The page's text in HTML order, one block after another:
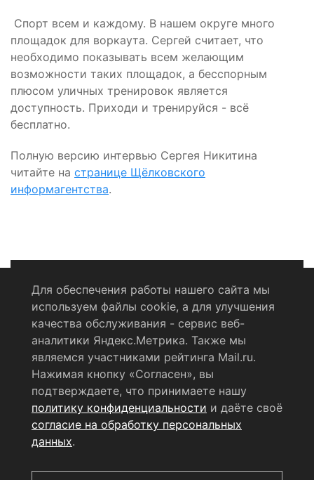
Спорт всем и каждому. В нашем округе много
площадок для воркаута. Сергей считает, что
необходимо показывать всем желающим
возможности таких площадок, а бесспорным
плюсом уличных тренировок является
доступность. Приходи и тренируйся - всё
бесплатно.
Полную версию интервью Сергея Никитина
читайте на странице Щёлковского
информагентства.
Политика конфиденциальности
Согласие на обработку персональных данных
RSS-лента
© 2004 - 2026 Сетевое издание Щёлковское ТВ.
Свидетельство о регистрации СМИ
ЭЛ № ФС 77 - 79754 от 07.12.2020 г.
Для обеспечения работы нашего сайта мы
используем файлы cookie, а для улучшения
качества обслуживания - сервис веб-
аналитики Яндекс.Метрика. Также мы
являемся участниками рейтинга Mail.ru.
Нажимая кнопку «Согласен», вы
подтверждаете, что принимаете нашу
политику конфиденциальности и даёте своё
согласие на обработку персональных
данных.